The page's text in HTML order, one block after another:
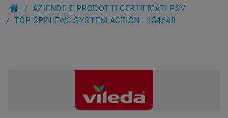
AZIENDE E PRODOTTI CERTIFICATI PSV
TOP SPIN EWC SYSTEM ACTION - 184648